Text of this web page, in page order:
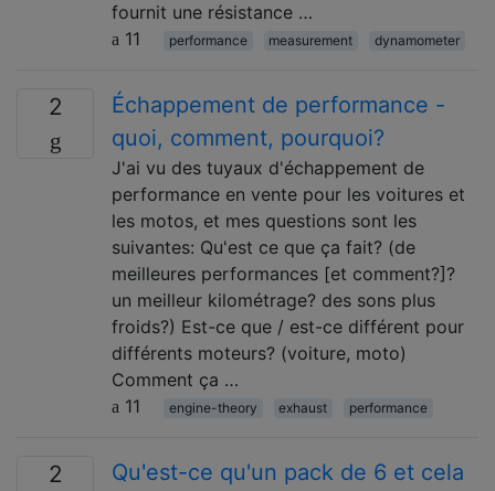
fournit une résistance …
11
performance measurement dynamometer
2
Échappement de performance -
quoi, comment, pourquoi?
J'ai vu des tuyaux d'échappement de
performance en vente pour les voitures et
les motos, et mes questions sont les
suivantes: Qu'est ce que ça fait? (de
meilleures performances [et comment?]?
un meilleur kilométrage? des sons plus
froids?) Est-ce que / est-ce différent pour
différents moteurs? (voiture, moto)
Comment ça …
11
engine-theory exhaust performance
2
Qu'est-ce qu'un pack de 6 et cela